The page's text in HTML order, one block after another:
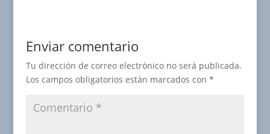
Enviar comentario
Tu dirección de correo electrónico no será publicada.
Los campos obligatorios están marcados con *